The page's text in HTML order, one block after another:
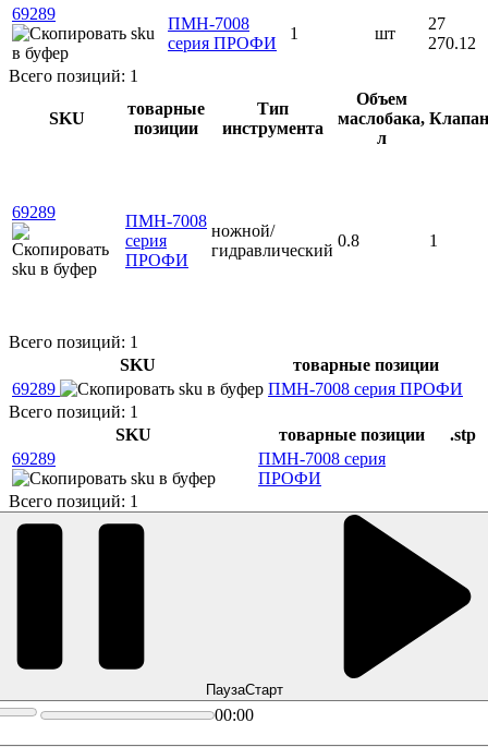
69289
ПМН-7008
серия ПРОФИ
1 шт
27
270.12
Всего позиций: 1
SKU
товарные
позиции
Тип
инструмента
Объем
маслобака,
л
69289
ПМН-7008
серия
ПРОФИ
ножной/
гидравлический
0.8 1
Всего позиций: 1
SKU
товарные позиции
69289
ПМН-7008 серия ПРОФИ
Всего позиций: 1
SKU
товарные позиции
.stp
69289
ПМН-7008 серия
ПРОФИ
Всего позиций: 1
ПаузаСтарт
00:00